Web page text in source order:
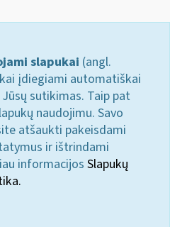
slapukai (angl.
įdiegiami automatiškai
sutikimas. Taip pat
naudojimu. Savo
atšaukti pakeisdami
ir ištrindami
informacijos Slapukų